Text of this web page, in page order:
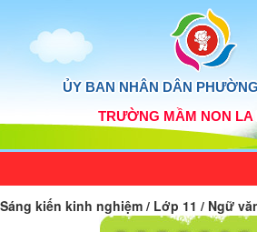
ỦY BAN NHÂN DÂN
TRƯỜNG MẦM NON LA
Sáng kiến kinh nghiệm / Lớp 11 / Ngữ